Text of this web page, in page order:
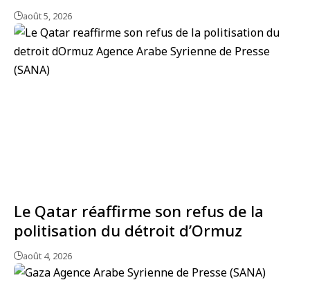
août 5, 2026
Le Qatar réaffirme son refus de la
politisation du détroit d’Ormuz
août 4, 2026